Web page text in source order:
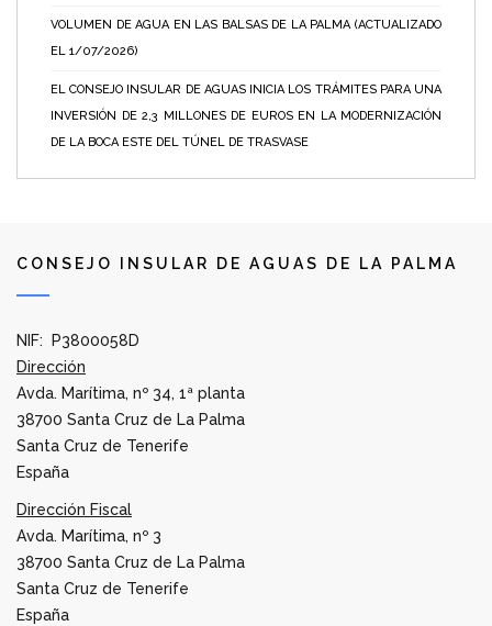
VOLUMEN DE AGUA EN LAS BALSAS DE LA PALMA (ACTUALIZADO
EL 1/07/2026)
EL CONSEJO INSULAR DE AGUAS INICIA LOS TRÁMITES PARA UNA
INVERSIÓN DE 2,3 MILLONES DE EUROS EN LA MODERNIZACIÓN
DE LA BOCA ESTE DEL TÚNEL DE TRASVASE
CONSEJO INSULAR DE AGUAS DE LA PALMA
NIF: P3800058D
Dirección
Avda. Marítima, nº 34, 1ª planta
38700 Santa Cruz de La Palma
Santa Cruz de Tenerife
España
Dirección Fiscal
Avda. Marítima, nº 3
38700 Santa Cruz de La Palma
Santa Cruz de Tenerife
España